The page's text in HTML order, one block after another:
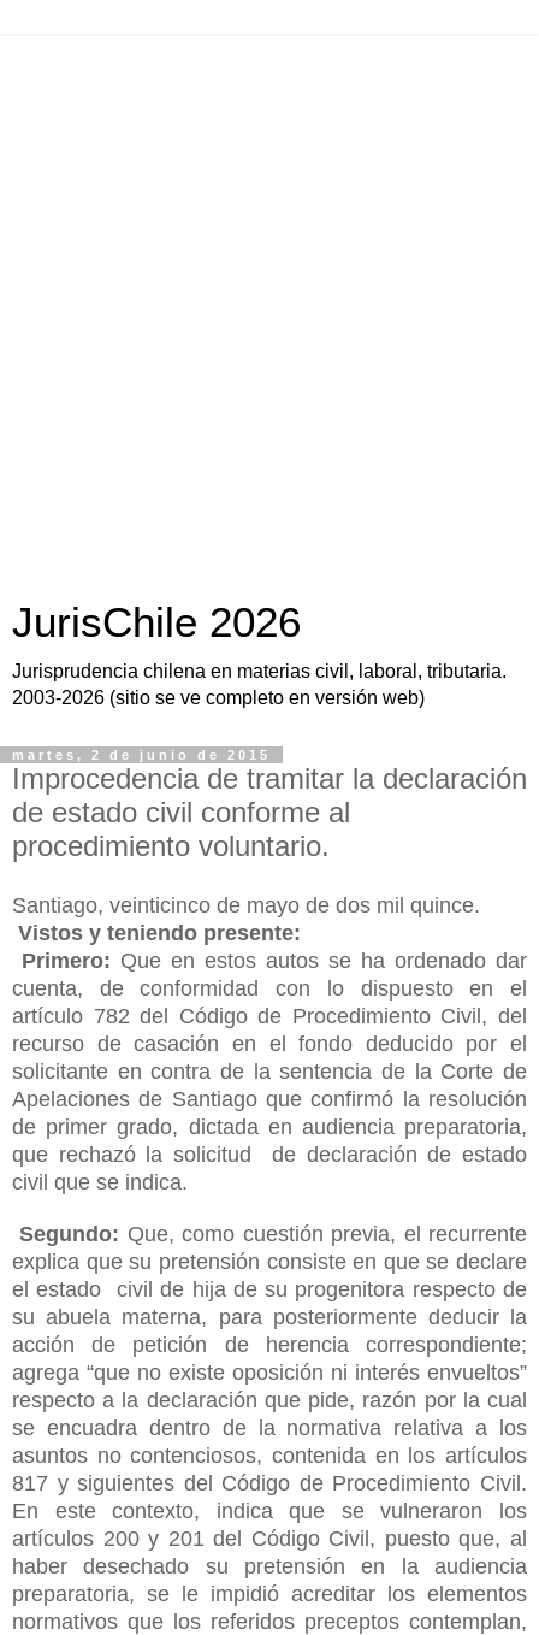
JurisChile 2026
Jurisprudencia chilena en materias civil, laboral, tributaria.
2003-2026 (sitio se ve completo en versión web)
martes, 2 de junio de 2015
Improcedencia de tramitar la declaración
de estado civil conforme al
procedimiento voluntario.
Santiago, veinticinco de mayo de dos mil quince.
Vistos y teniendo presente:
Primero: Que en estos autos se ha ordenado dar
cuenta, de conformidad con lo dispuesto en el
artículo 782 del Código de Procedimiento Civil, del
recurso de casación en el fondo deducido por el
solicitante en contra de la sentencia de la Corte de
Apelaciones de Santiago que confirmó la resolución
de primer grado, dictada en audiencia preparatoria,
que rechazó la solicitud de declaración de estado
civil que se indica.
Segundo: Que, como cuestión previa, el recurrente
explica que su pretensión consiste en que se declare
el estado civil de hija de su progenitora respecto de
su abuela materna, para posteriormente deducir la
acción de petición de herencia correspondiente;
agrega “que no existe oposición ni interés envueltos”
respecto a la declaración que pide, razón por la cual
se encuadra dentro de la normativa relativa a los
asuntos no contenciosos, contenida en los artículos
817 y siguientes del Código de Procedimiento Civil.
En este contexto, indica que se vulneraron los
artículos 200 y 201 del Código Civil, puesto que, al
haber desechado su pretensión en la audiencia
preparatoria, se le impidió acreditar los elementos
normativos que los referidos preceptos contemplan,